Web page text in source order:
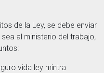
de la Ley, se debe enviar
al ministerio del trabajo,
vida ley mintra